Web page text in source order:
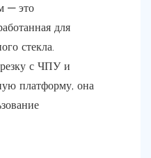
— это
для
стекла.
с ЧПУ и
платформу, она